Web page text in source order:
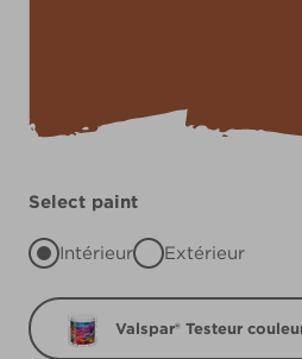
Select paint
Intérieur Extérieur
Valspar® Testeur